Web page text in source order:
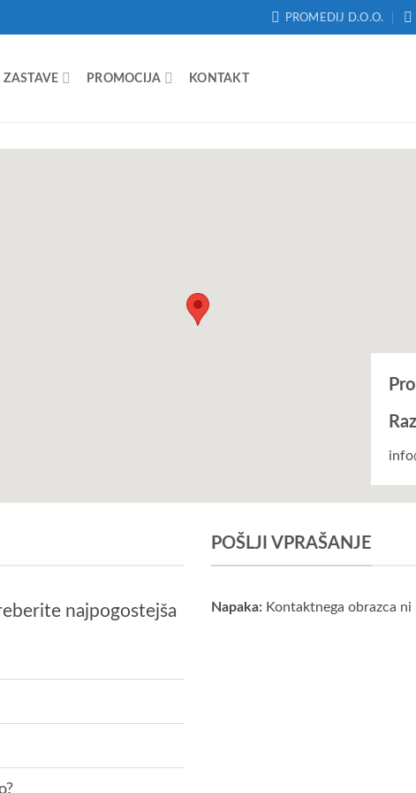
PROMEDIJ D.O.O.
ZASTAVE PROMOCIJA KONTAKT
najpogostejša
POŠLJI VPRAŠANJE
Napaka: Kontaktnega obrazca ni